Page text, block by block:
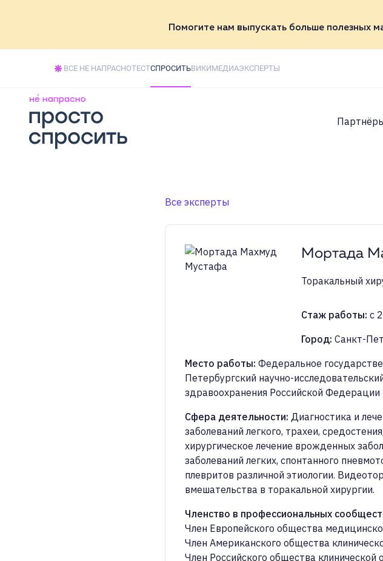
Помогите нам выпускать больше полезных
Поддержать
ВСЕ НЕ НАПРАСНОТЕСТСПРОСИТЬВИКИМЕДИАЭКСПЕРТЫ
Все эксперты
Мортада
Торакальный
Стаж работы: с
Город: Санкт-
Место работы: Федеральное
Петербургский научно-
здравоохранения Российской Федерации
Сфера деятельности: Диагностика и
заболеваний легкого, трахеи,
хирургическое лечение врожденных
заболеваний легких, спонтанного
плевритов различной этиологии.
вмешательства в торакальной хирургии.
Членство в профессиональных
Член Европейского общества
Член Американского общества
Член Российского общества клинической